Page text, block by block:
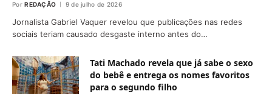
Por REDAÇÃO 9 de julho de 2026
Jornalista Gabriel Vaquer revelou que publicações nas redes
sociais teriam causado desgaste interno antes do…
Tati Machado revela que já sabe o sexo
do bebê e entrega os nomes favoritos
para o segundo filho